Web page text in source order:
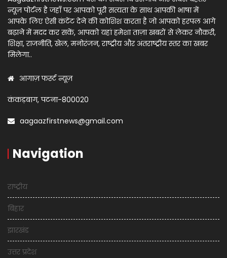
न्यूज़ पोर्टल है जहाँ पर आपको पूरी सत्यता के साथ आपकी भाषा में
आपके लिए ऐसी कंटेंट देने की कोशिश करता है जो आपको हरपल आगे
बढ़ाने में मदद कर सकें, आपको यहां हमेशा ताज़ा खबरों से लेकर नौकरी,
शिक्षा, राजनीति, खेल, मनोरंजन, राष्ट्रीय और अंतराष्ट्रीय स्तर का खबर
मिलेगा..
आगाज़ फर्स्ट न्यूज़
कंकड़बाग, पटना-800020
aagaazfirstnews@gmail.com
Navigation
राष्ट्रीय
बिहार
झारखंड
उत्तर प्रदेश